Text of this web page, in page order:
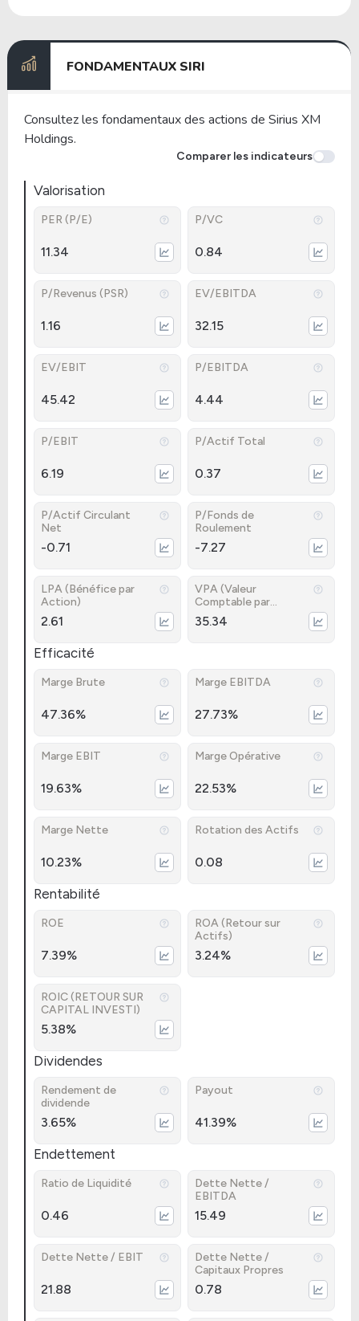
FONDAMENTAUX SIRI
Consultez les fondamentaux des actions de Sirius XM
Holdings.
Comparer les indicateurs
Valorisation
PER (P/E)
11.34
P/VC
0.84
P/Revenus (PSR)
1.16
EV/EBITDA
32.15
EV/EBIT
45.42
P/EBITDA
4.44
P/EBIT
6.19
P/Actif Total
0.37
P/Actif Circulant
Net
-0.71
P/Fonds de
Roulement
-7.27
LPA (Bénéfice par
Action)
2.61
VPA (Valeur
Comptable par
Action)
35.34
Efficacité
Marge Brute
47.36%
Marge EBITDA
27.73%
Marge EBIT
19.63%
Marge Opérative
22.53%
Marge Nette
10.23%
Rotation des Actifs
0.08
Rentabilité
ROE
7.39%
ROA (Retour sur
Actifs)
3.24%
ROIC (RETOUR SUR
CAPITAL INVESTI)
5.38%
Dividendes
Rendement de
dividende
3.65%
Payout
41.39%
Endettement
Ratio de Liquidité
0.46
Dette Nette /
EBITDA
15.49
Dette Nette / EBIT
21.88
Dette Nette /
Capitaux Propres
0.78